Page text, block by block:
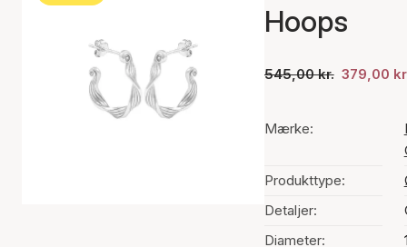
Hoops
545,00 kr. 379,00
Mærke:
Produkttype:
Detaljer:
Diameter: